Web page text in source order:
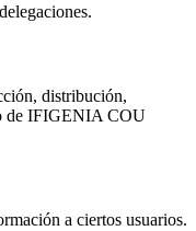
distribución,
de IFIGENIA COU
a ciertos usuarios.